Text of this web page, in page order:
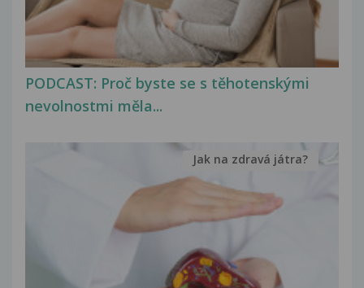
PODCAST: Proč byste se s těhotenskými
nevolnostmi měla...
Jak na zdravá játra?